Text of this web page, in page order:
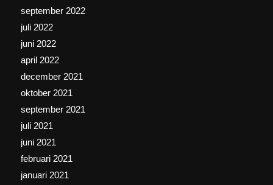
september 2022
juli 2022
juni 2022
april 2022
december 2021
oktober 2021
september 2021
juli 2021
juni 2021
februari 2021
januari 2021